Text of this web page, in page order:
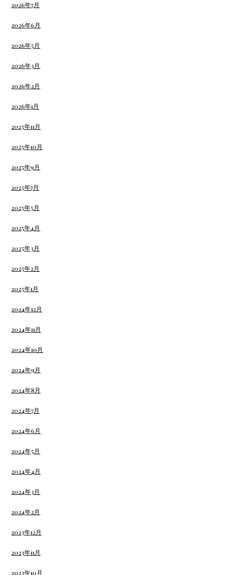
2026年7月
2026年6月
2026年5月
2026年3月
2026年2月
2026年1月
2025年11月
2025年10月
2025年9月
2025年7月
2025年5月
2025年4月
2025年3月
2025年2月
2025年1月
2024年12月
2024年11月
2024年10月
2024年9月
2024年8月
2024年7月
2024年6月
2024年5月
2024年4月
2024年3月
2024年2月
2023年12月
2023年11月
2023年10月